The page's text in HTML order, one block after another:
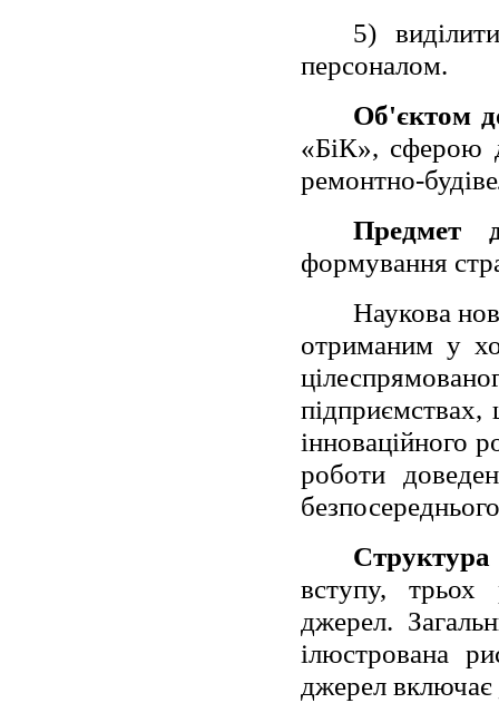
5)
персоналом.
Об'єктом
«БіК», сферою
ремонтно-
Предмет
формування
Наукова
отриманим у
інноваційного
роботи
вступу, трьох
джерел.
ілюстрована
джерел